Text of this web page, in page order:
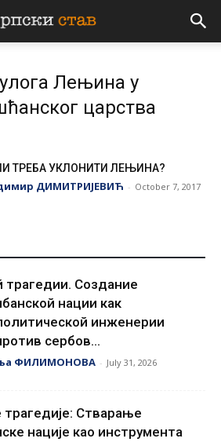
Лењина у
царства
ТРЕБА УКЛОНИТИ ЛЕЊИНА?
ДИМИТРИЈЕВИЋ - October 7, 2017
трагедии. Создание
нации как
инженерии
сербов...
ФИЛИМОНОВА - July 31, 2026
трагедије: Стварање
нације као инструмента